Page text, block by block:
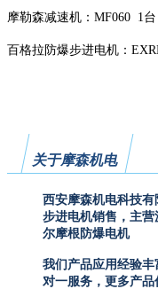
摩勒森减速机： MF060 1台
百格拉防爆步进电机：
关于摩森机电
西安摩森机电科技
步进电机销售，主
尔摩根防爆电机
我们产品应用经验
对一服务，更多产